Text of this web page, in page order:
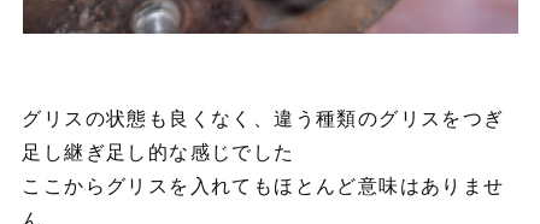
グリスの状態も良くなく、違う種類のグリスをつぎ
足し継ぎ足し的な感じでした
ここからグリスを入れてもほとんど意味はありませ